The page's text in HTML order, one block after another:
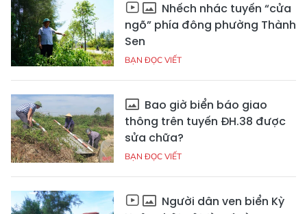
Nhếch nhác tuyến “cửa
ngõ” phía đông phường Thành
Sen
BẠN ĐỌC VIẾT
Bao giờ biển báo giao
thông trên tuyến ĐH.38 được
sửa chữa?
BẠN ĐỌC VIẾT
Người dân ven biển Kỳ